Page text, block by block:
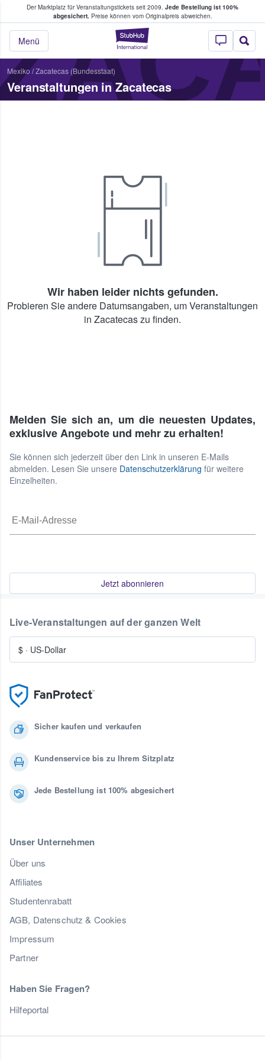
Der Marktplatz für Veranstaltungstickets seit 2009. Jede Bestellung ist 100%
abgesichert.Preise können vom Originalpreis abweichen.
StubHub - Wo
Menü
Tickets kaufen & verkaufen
Mexiko/Zacatecas (Bundesstaat)
Veranstaltungen in Zacatecas
Wir haben leider nichts gefunden.
Probieren Sie andere Datumsangaben, um Veranstaltungen
in Zacatecas zu finden.
Melden Sie sich an, um die neuesten Updates,
exklusive Angebote und mehr zu erhalten!
Sie können sich jederzeit über den Link in unseren E-Mails
abmelden. Lesen Sie unsere Datenschutzerklärung für weitere
Einzelheiten.
Jetzt abonnieren
Sicher kaufen und verkaufen
Kundenservice bis zu Ihrem Sitzplatz
Jede Bestellung ist 100% abgesichert
Unser Unternehmen
Über uns
Affiliates
Studentenrabatt
AGB, Datenschutz & Cookies
Impressum
Partner
Haben Sie Fragen?
Hilfeportal
Live-Veranstaltungen auf der ganzen Welt
$ · US-Dollar